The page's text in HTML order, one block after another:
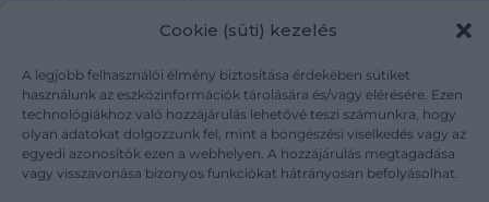
Cookie (süti) kezelés
A legjobb felhasználói élmény biztosítása érdekében sütiket
használunk az eszközinformációk tárolására és/vagy elérésére. Ezen
technológiákhoz való hozzájárulás lehetővé teszi számunkra, hogy
olyan adatokat dolgozzunk fel, mint a böngészési viselkedés vagy az
egyedi azonosítók ezen a webhelyen. A hozzájárulás megtagadása
vagy visszavonása bizonyos funkciókat hátrányosan befolyásolhat.
Médiaajánlat
Karrier
Kapcsolat
Áraink
ÁSZF
Adatvédelem
Impresszum